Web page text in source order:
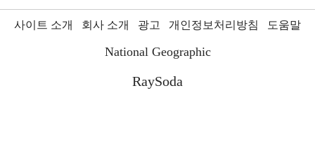
사이트 소개 회사 소개 광고 개인정보처리방침 도움말
National Geographic
RaySoda